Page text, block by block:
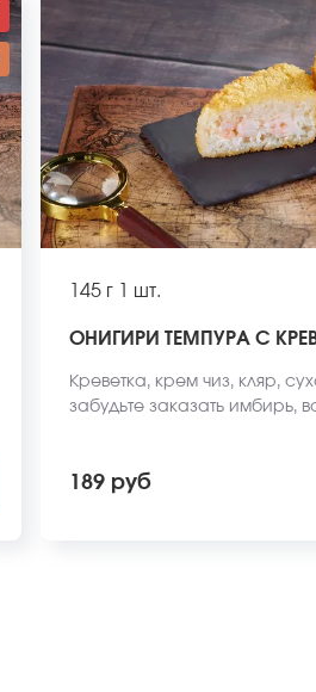
145 г1 шт.
ОНИГИРИ ТЕМПУРА С
Креветка, крем чиз, кляр,
забудьте заказать имбирь,
блюда может отличаться от
189 руб